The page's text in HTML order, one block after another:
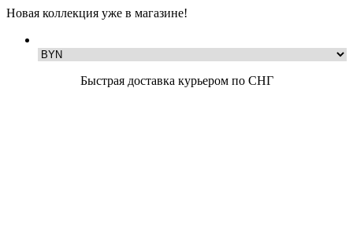
Новая коллекция уже в магазине!
Быстрая доставка курьером по СНГ